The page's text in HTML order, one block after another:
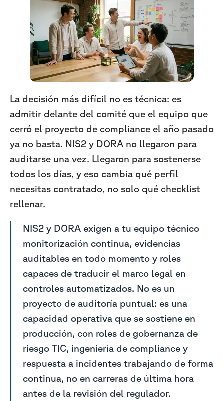
La decisión más difícil no es técnica: es
admitir delante del comité que el equipo que
cerró el proyecto de compliance el año pasado
ya no basta. NIS2 y DORA no llegaron para
auditarse una vez. Llegaron para sostenerse
todos los días, y eso cambia qué perfil
necesitas contratado, no solo qué checklist
rellenar.
NIS2 y DORA exigen a tu equipo técnico
monitorización continua, evidencias
auditables en todo momento y roles
capaces de traducir el marco legal en
controles automatizados. No es un
proyecto de auditoría puntual: es una
capacidad operativa que se sostiene en
producción, con roles de gobernanza de
riesgo TIC, ingeniería de compliance y
respuesta a incidentes trabajando de forma
continua, no en carreras de última hora
antes de la revisión del regulador.